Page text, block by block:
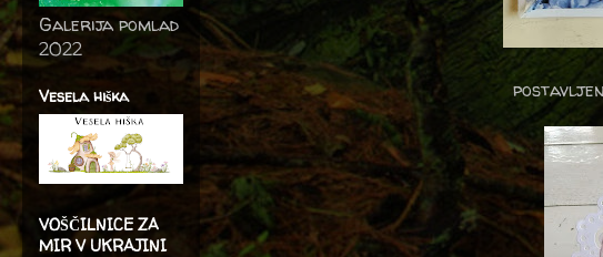
Galerija pomlad
2022
Vesela hiška
VOŠČILNICE ZA
MIR V UKRAJINI